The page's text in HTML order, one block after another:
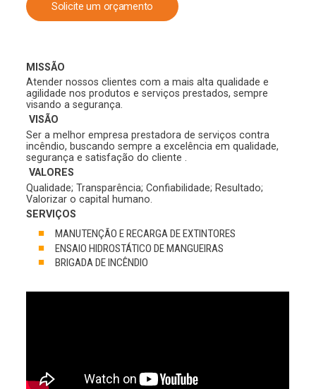
Solicite um orçamento
MISSÃO
Atender nossos clientes com a mais alta qualidade e
agilidade nos produtos e serviços prestados, sempre
visando a segurança.
VISÃO
Ser a melhor empresa prestadora de serviços contra
incêndio, buscando sempre a excelência em qualidade,
segurança e satisfação do cliente .
VALORES
Qualidade; Transparência; Confiabilidade; Resultado;
Valorizar o capital humano.
SERVIÇOS
MANUTENÇÃO E RECARGA DE EXTINTORES
ENSAIO HIDROSTÁTICO DE MANGUEIRAS
BRIGADA DE INCÊNDIO